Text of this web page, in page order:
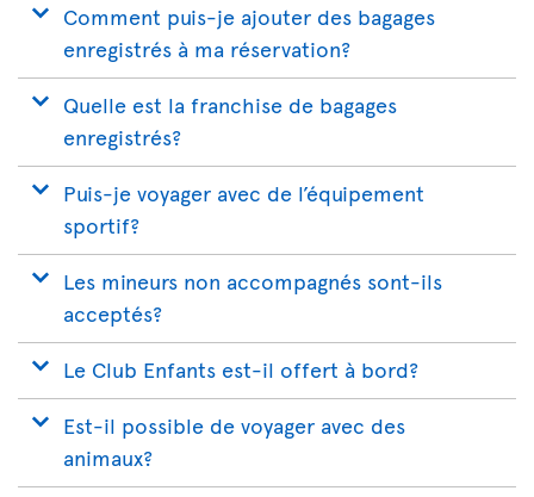
Comment puis-je ajouter des bagages
enregistrés à ma réservation?
Quelle est la franchise de bagages
enregistrés?
Puis-je voyager avec de l’équipement
sportif?
Les mineurs non accompagnés sont-ils
acceptés?
Le Club Enfants est-il offert à bord?
Est-il possible de voyager avec des
animaux?